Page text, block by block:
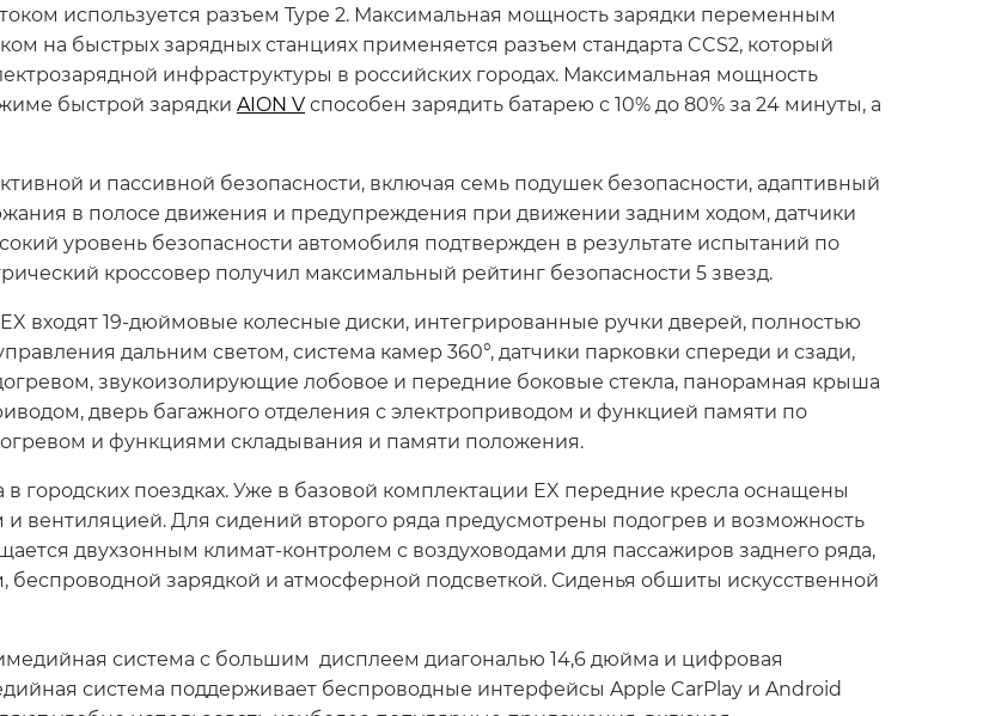
используется разъем Type 2. Максимальная мощность зарядки переменным
на быстрых зарядных станциях применяется разъем стандарта CCS2, который
инфраструктуры в российских городах. Максимальная мощность
быстрой зарядки AION Vспособен зарядить батарею с 10% до 80% за 24 минуты, а
и пассивной безопасности, включая семь подушек безопасности, адаптивный
в полосе движения и предупреждения при движении задним ходом, датчики
уровень безопасности автомобиля подтвержден в результате испытаний по
кроссовер получил максимальный рейтинг безопасности 5 звезд.
входят 19-дюймовые колесные диски, интегрированные ручки дверей, полностью
дальним светом, система камер 360°, датчики парковки спереди и сзади,
звукоизолирующие лобовое и передние боковые стекла, панорамная крыша
дверь багажного отделения с электроприводом и функцией памяти по
и функциями складывания и памяти положения.
городских поездках. Уже в базовой комплектации EX передние кресла оснащены
вентиляцией. Для сидений второго ряда предусмотрены подогрев и возможность
двухзонным климат-контролем с воздуховодами для пассажиров заднего ряда,
зарядкой и атмосферной подсветкой. Сиденья обшиты искусственной
система с большим дисплеем диагональю 14,6 дюйма и цифровая
система поддерживает беспроводные интерфейсы Apple CarPlay и Android